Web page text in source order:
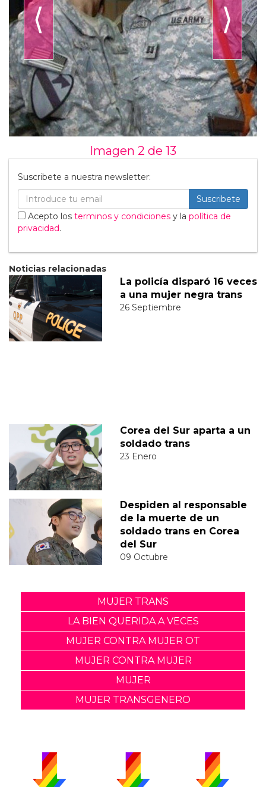
⟨ ⟩
Imagen 2 de 13
Suscribete a nuestra newsletter:
Suscribete
Acepto los terminos y condiciones y la política de
privacidad.
Noticias relacionadas
La policía disparó 16 veces
a una mujer negra trans
26 Septiembre
Corea del Sur aparta a un
soldado trans
23 Enero
Despiden al responsable
de la muerte de un
soldado trans en Corea
del Sur
09 Octubre
MUJER TRANS
LA BIEN QUERIDA A VECES
MUJER CONTRA MUJER OT
MUJER CONTRA MUJER
MUJER
MUJER TRANSGENERO